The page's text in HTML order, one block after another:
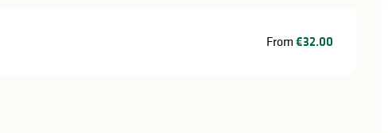
From€32.00